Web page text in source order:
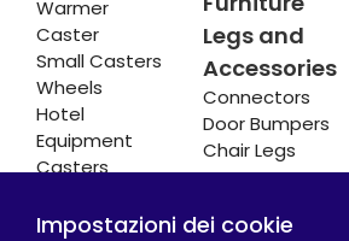
Warmer
Caster
Small Casters
Wheels
Hotel
Equipment
Casters
Legs and
Accessories
Connectors
Door Bumpers
Chair Legs
Impostazioni dei cookie